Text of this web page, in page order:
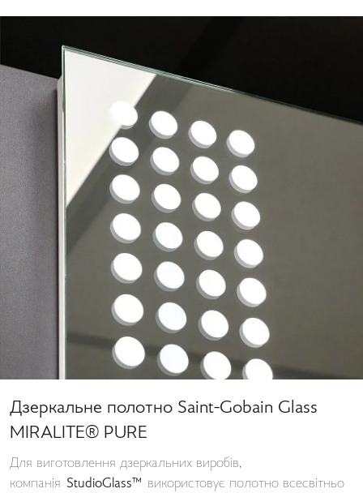
Дзеркальне полотно Saint-Gobain Glass
MIRALITE® PURE
Для виготовлення дзеркальних виробів,
компанія StudioGlass™ використовує полотно всесвітньо